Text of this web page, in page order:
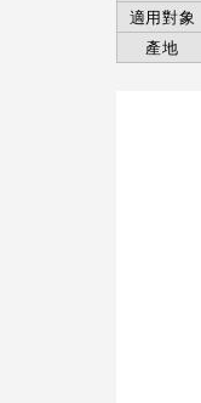
適用對象
產地